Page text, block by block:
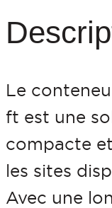
é
d
C
o
n
t
Le
ft est une
compacte
les sites
Avec une